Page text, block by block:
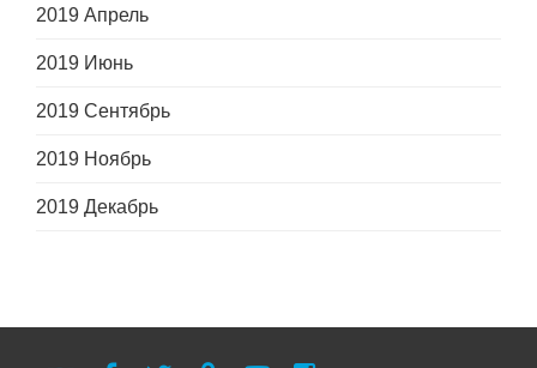
2019 Апрель
2019 Июнь
2019 Сентябрь
2019 Ноябрь
2019 Декабрь